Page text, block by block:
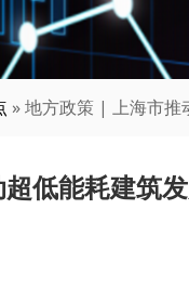
» 地方政策 | 上海市推
低能耗建筑